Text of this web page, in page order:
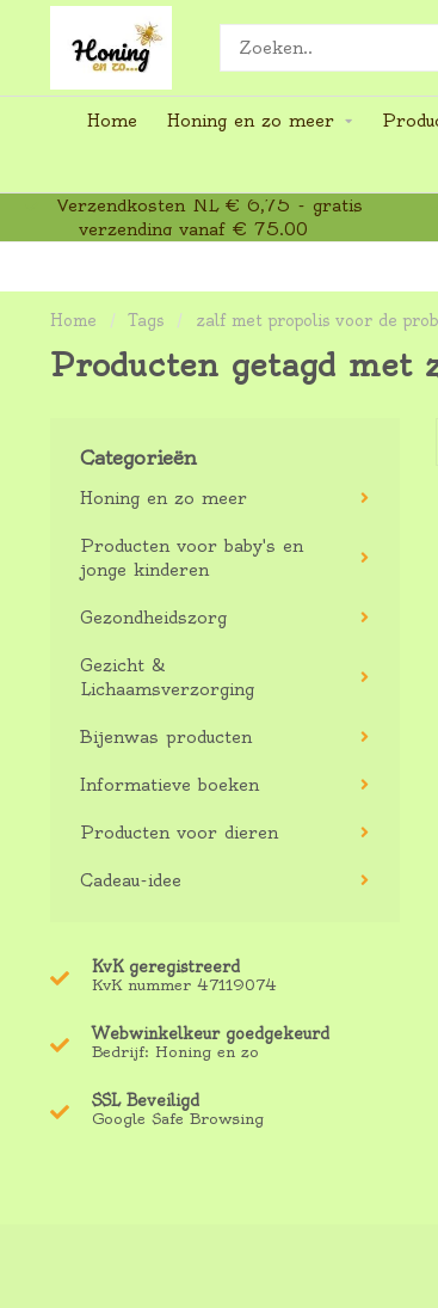
Home Honing en zo meer
Verzendkosten NL € 6,75 - gratis
verzending vanaf € 75,00
Home / Tags / zalf met propolis voor de
Producten getagd met
Categorieën
Honing en zo meer
Producten voor baby's en
jonge kinderen
Gezondheidszorg
Gezicht &
Lichaamsverzorging
Bijenwas producten
Informatieve boeken
Producten voor dieren
Cadeau-idee
KvK geregistreerd
KvK nummer 47119074
Webwinkelkeur goedgekeurd
Bedrijf: Honing en zo
SSL Beveiligd
Google Safe Browsing